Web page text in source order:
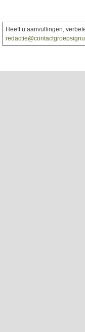
Heeft u aanvullingen,